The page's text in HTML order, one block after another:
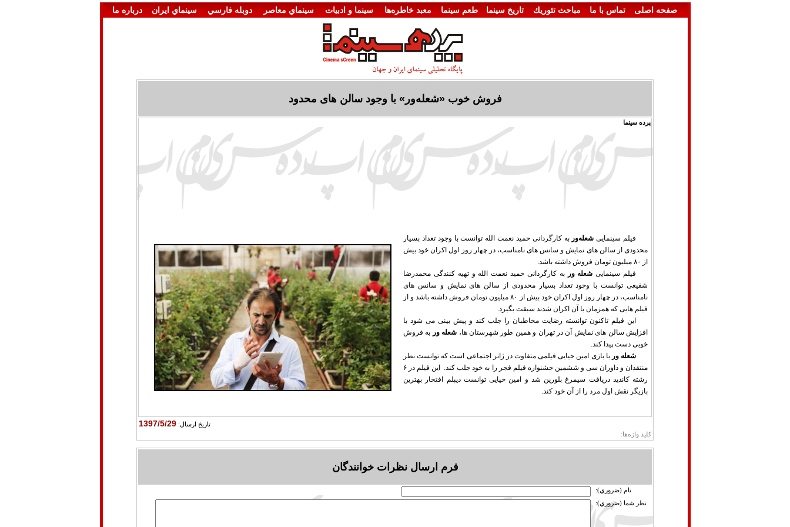
صفحه اصلی تماس با ما مباحث تئوريك تاريخ سينما طعم سینما معبد خاطره‌ها سينما و ادبيات سينماي معاصر دوبله فارسي سينماي ايران درباره ما
فروش خوب «شعله‌ور» با وجود سالن های محدود
پرده سینما
فیلم سینمایی شعله‌وربه کارگردانی حمید نعمت الله توانست با وجود تعداد بسیار
محدودی از سالن های نمایش و سانس های نامناسب، در چهار روز اول اکران خود بیش
از ۸۰ میلیون تومان فروش داشته باشد.
فیلم سینمایی شعله ور به کارگردانی حمید نعمت الله و تهیه کنندگی محمدرضا
شفیعی توانست با وجود تعداد بسیار محدودی از سالن های نمایش و سانس های
نامناسب، در چهار روز اول اکران خود بیش از ۸۰ میلیون تومان فروش داشته باشد و از
فیلم هایی که همزمان با آن اکران شدند سبقت بگیرد.
این فیلم تاکنون توانسته رضایت مخاطبان را جلب کند و پیش بینی می شود با
افزایش سالن های نمایش آن در تهران و همین طور شهرستان ها، شعله ور به فروش
خوبی دست پیدا کند.
شعله ور با بازی امین حیایی فیلمی متفاوت در ژانر اجتماعی است که توانست نظر
منتقدان و داوران سی و ششمین جشنواره فیلم فجر را به خود جلب کند. این فیلم در ۶
رشته کاندید دریافت سیمرغ بلورین شد و امین حیایی توانست دیپلم افتخار بهترین
بازیگر نقش اول مرد را از آن خود کند.
تاريخ ارسال: 1397/5/29
کلید واژه‌ها:
فرم ارسال نظرات خوانندگان
نام (ضروري):
نظر شما (ضروري):